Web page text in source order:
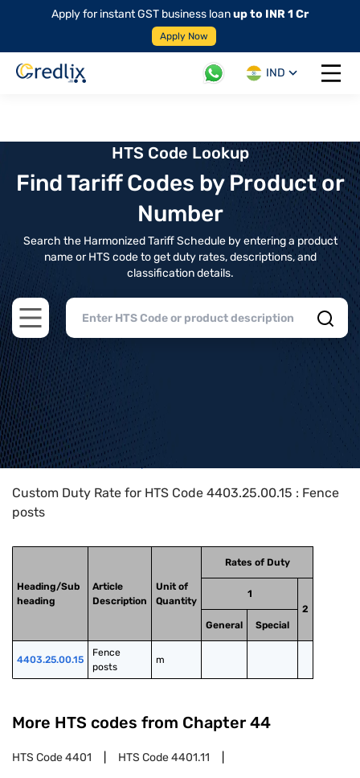
Apply for instant GST business loanup to INR 1 Cr
Apply Now
IND
Open
HTS Code Lookup
Find Tariff Codes by Product or
Number
Search the Harmonized Tariff Schedule by entering a product
name or HTS code to get duty rates, descriptions, and
classification details.
Open main menu
Home>HTS Codes> Chapter
Custom Duty Rate for HTS Code 4403.25.00.15 : Fence
posts
Heading/Sub
heading
Article
Description
Unit of
Quantity
Rates of Duty
1
2
General
Special
4403.25.00.15
Fence
posts
m
More HTS codes from Chapter 44
HTS Code4401 HTS Code4401.11